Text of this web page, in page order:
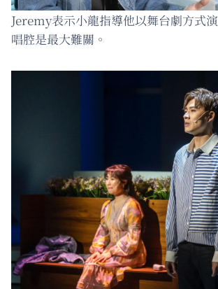
Jeremy表示小龍指導他以舞台劇方式
唱腔是最大難關。